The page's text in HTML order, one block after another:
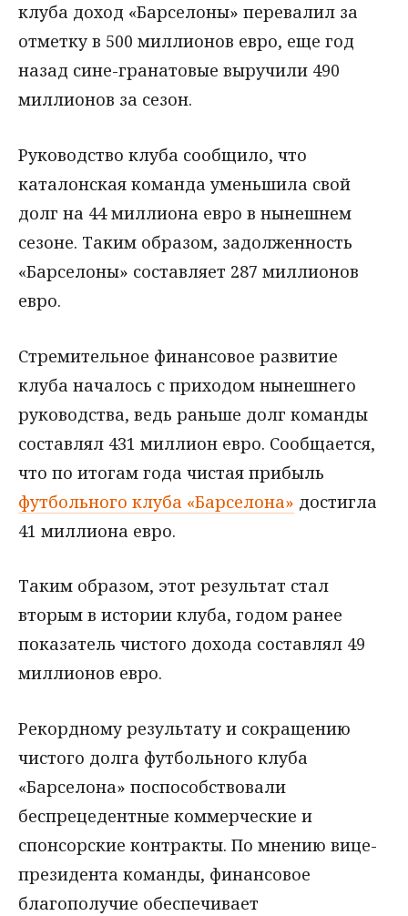
клуба доход «Барселоны» перевалил за
отметку в 500 миллионов евро, еще год
назад сине-гранатовые выручили 490
миллионов за сезон.
Руководство клуба сообщило, что
каталонская команда уменьшила свой
долг на 44 миллиона евро в нынешнем
сезоне. Таким образом, задолженность
«Барселоны» составляет 287 миллионов
евро.
Стремительное финансовое развитие
клуба началось с приходом нынешнего
руководства, ведь раньше долг команды
составлял 431 миллион евро. Сообщается,
что по итогам года чистая прибыль
футбольного клуба «Барселона» достигла
41 миллиона евро.
Таким образом, этот результат стал
вторым в истории клуба, годом ранее
показатель чистого дохода составлял 49
миллионов евро.
Рекордному результату и сокращению
чистого долга футбольного клуба
«Барселона» поспособствовали
беспрецедентные коммерческие и
спонсорские контракты. По мнению вице-
президента команды, финансовое
благополучие обеспечивает